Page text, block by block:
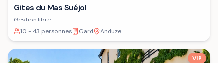
Gites du Mas Suéjol
Gestion libre
10 - 43 personnes
Gard Anduze
VIP